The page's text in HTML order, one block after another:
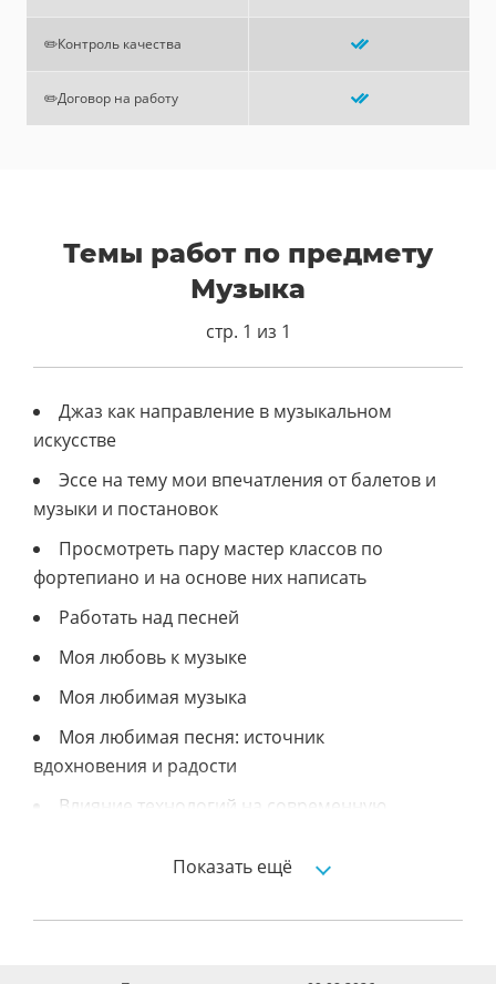
✏️Контроль качества
✏️Договор на работу
Темы работ по предмету
Музыка
стр. 1 из 1
Джаз как направление в музыкальном
искусстве
Эссе на тему мои впечатления от балетов и
музыки и постановок
Просмотреть пару мастер классов по
фортепиано и на основе них написать
Работать над песней
Моя любовь к музыке
Моя любимая музыка
Моя любимая песня: источник
вдохновения и радости
Влияние технологий на современную
Музыка как способ самовыражения
Роль музыки в образовательной среде
Показать ещё